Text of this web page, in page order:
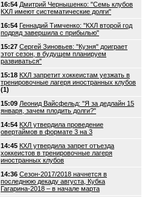
16:54 Дмитрий Чернышенко: "Семь клубов
КХЛ имеют систематические долги"
16:54 Геннадий Тимченко: "КХЛ второй год
подряд завершила с прибылью"
15:27 Сергей Зиновьев: "Кузня" доиграет
этот сезон, в будущем планируем
развиваться"
15:18 КХЛ запретит хоккеистам уезжать в
тренировочные лагеря иностранных клубов
(1)
15:09 Леонид Вайсфельд: "Я за дедлайн 15
января, зачем плодить долги?"
14:54 КХЛ утвердила проведение
овертаймов в формате 3 на 3
14:45 КХЛ утвердила запрет отъезда
хоккеистов в тренировочные лагеря
иностранных клубов
14:36 Сезон-2017/2018 начнется в
последнюю декаду августа, Кубка
Гагарина-2018 – в начале марта